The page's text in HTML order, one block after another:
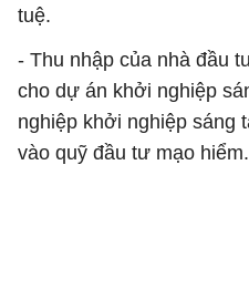
tuệ.
- Thu nhập của nhà đầu
cho dự án khởi nghiệp
nghiệp khởi nghiệp sáng
vào quỹ đầu tư mạo hiểm.